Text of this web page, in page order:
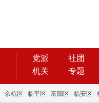
党派 社团
机关
专题
余杭区 临平区 富阳区 临安区